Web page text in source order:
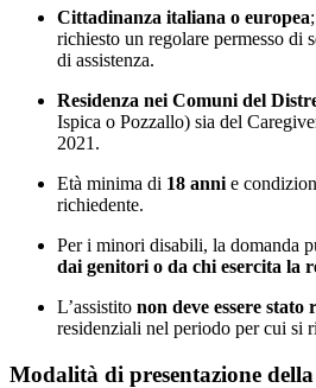
Cittadinanza italiana o europea
richiesto un regolare permesso di
di assistenza.
Residenza nei Comuni del
Ispica o Pozzallo) sia del
2021.
Età minima di 18 anni e
richiedente.
Per i minori disabili, la domanda
dai genitori o da chi esercita la
L’assistito non deve essere stato
residenziali nel periodo per cui si
Modalità di presentazione